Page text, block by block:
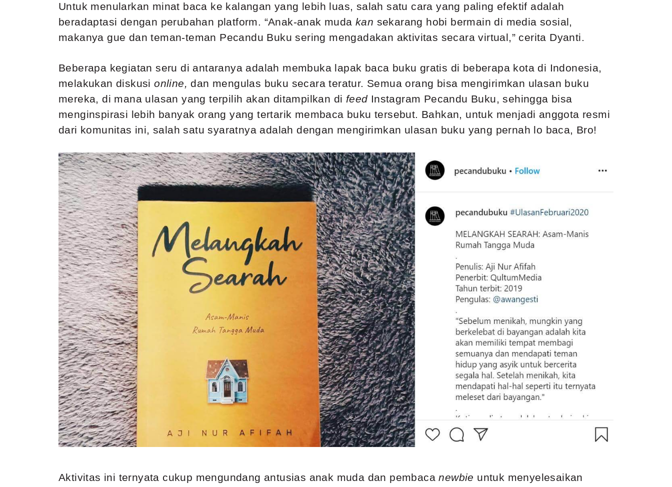
Untuk menularkan minat baca ke kalangan yang lebih luas, salah satu cara yang paling efektif adalah
beradaptasi dengan perubahan platform. “Anak-anak muda kan sekarang hobi bermain di media sosial,
makanya gue dan teman-teman Pecandu Buku sering mengadakan aktivitas secara virtual,” cerita Dyanti.
Beberapa kegiatan seru di antaranya adalah membuka lapak baca buku gratis di beberapa kota di Indonesia,
melakukan diskusionline, dan mengulas buku secara teratur. Semua orang bisa mengirimkan ulasan buku
mereka, di mana ulasan yang terpilih akan ditampilkan di feed Instagram Pecandu Buku, sehingga bisa
menginspirasi lebih banyak orang yang tertarik membaca buku tersebut. Bahkan, untuk menjadi anggota resmi
dari komunitas ini, salah satu syaratnya adalah dengan mengirimkan ulasan buku yang pernah lo baca, Bro!
Aktivitas ini ternyata cukup mengundang antusias anak muda dan pembacanewbie untuk menyelesaikan